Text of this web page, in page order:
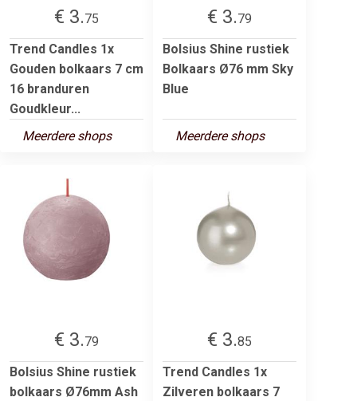
€ 3.75
Trend Candles 1x
Gouden bolkaars 7 cm
16 branduren
Goudkleur...
Meerdere shops
€ 3.79
Bolsius Shine rustiek
Bolkaars Ø76 mm Sky
Blue
Meerdere shops
€ 3.79
Bolsius Shine rustiek
bolkaars Ø76mm Ash
€ 3.85
Trend Candles 1x
Zilveren bolkaars 7